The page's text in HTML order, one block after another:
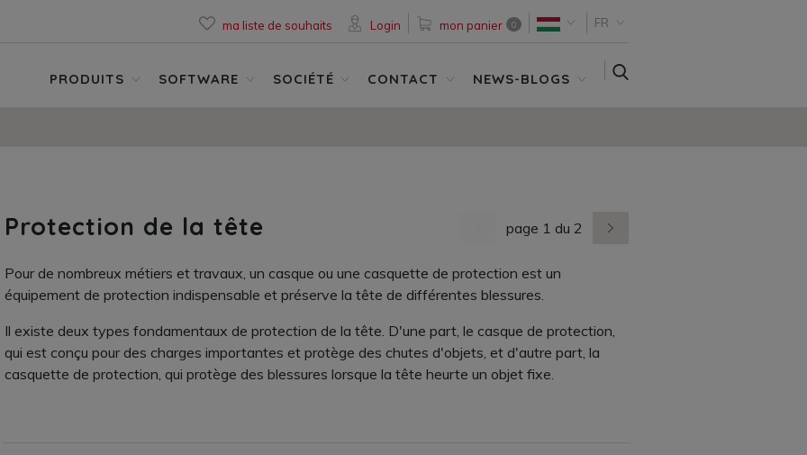
ma liste de souhaits Login mon panier 0 FR
PRODUITS SOFTWARE SOCIÉTÉ CONTACT NEWS-BLOGS
Protection de la tête
page 1 du 2
Pour de nombreux métiers et travaux, un casque ou une casquette de protection est un
équipement de protection indispensable et préserve la tête de différentes blessures.
Il existe deux types fondamentaux de protection de la tête. D'une part, le casque de protection,
qui est conçu pour des charges importantes et protège des chutes d'objets, et d'autre part, la
casquette de protection, qui protège des blessures lorsque la tête heurte un objet fixe.